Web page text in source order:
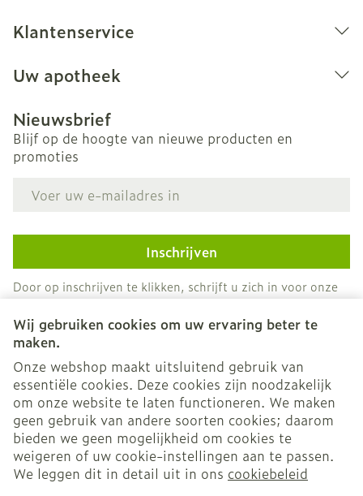
Wij gebruiken cookies om uw ervaring beter te
maken.
Onze webshop maakt uitsluitend gebruik van
essentiële cookies. Deze cookies zijn noodzakelijk
om onze website te laten functioneren. We maken
geen gebruik van andere soorten cookies; daarom
bieden we geen mogelijkheid om cookies te
weigeren of uw cookie-instellingen aan te passen.
We leggen dit in detail uit in ons cookiebeleid
Klantenservice
Uw apotheek
Nieuwsbrief
Blijf op de hoogte van nieuwe producten en
promoties
Inschrijven
Door op inschrijven te klikken, schrijft u zich in voor onze
nieuwsbrief en gaat u akkoord met onzeprivacy policy.
Juridische links